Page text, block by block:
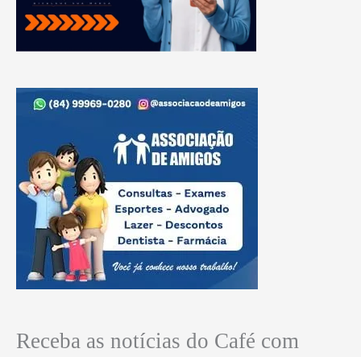
Receba as notícias do Café com